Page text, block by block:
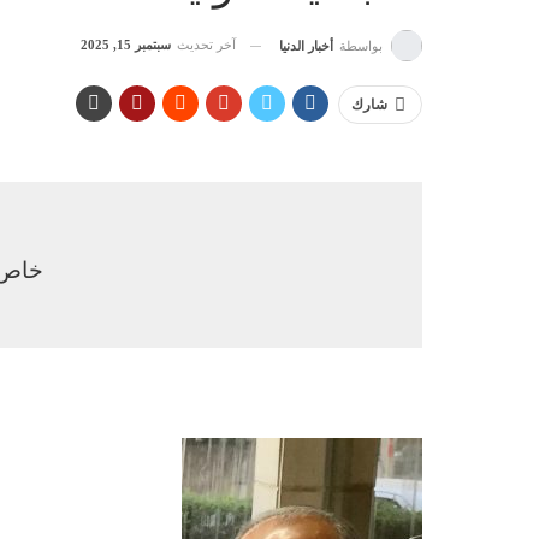
بواسطة أخبار الدنيا آخر تحديث سبتمبر 15, 2025
شارك
خاص